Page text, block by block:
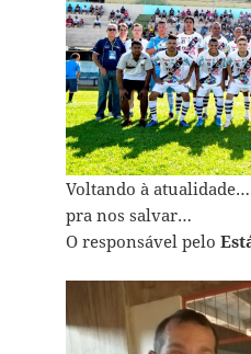
Voltando à
pra nos salvar…
O responsável pelo